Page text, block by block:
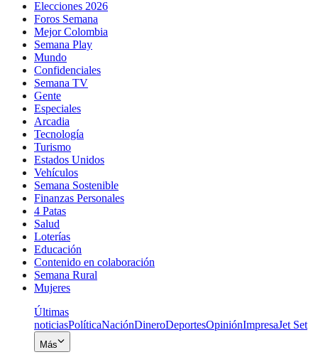
Elecciones 2026
Foros Semana
Mejor Colombia
Semana Play
Mundo
Confidenciales
Semana TV
Gente
Especiales
Arcadia
Tecnología
Turismo
Estados Unidos
Vehículos
Semana Sostenible
Finanzas Personales
4 Patas
Salud
Loterías
Educación
Contenido en colaboración
Semana Rural
Mujeres
Últimas
noticiasPolíticaNaciónDineroDeportesOpiniónImpresaJet Set
Más